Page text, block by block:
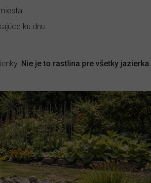
ku dnu
Nie je to rastlina pre všetky jazierka.